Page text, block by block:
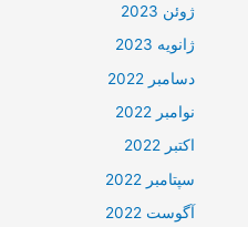
ژوئن 2023
ژانویه 2023
دسامبر 2022
نوامبر 2022
اکتبر 2022
سپتامبر 2022
آگوست 2022